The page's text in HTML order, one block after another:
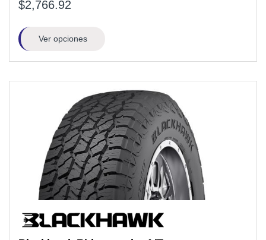
$2,766.92
Ver opciones